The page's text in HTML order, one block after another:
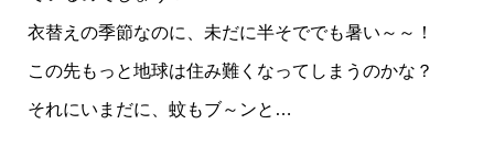
衣替えの季節なのに、未だに半そででも暑い～～！
この先もっと地球は住み難くなってしまうのかな？
それにいまだに、蚊もブ～ンと…